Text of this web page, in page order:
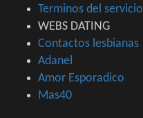
Terminos del servicio
WEBS DATING
Contactos lesbianas
Adanel
Amor Esporadico
Mas40